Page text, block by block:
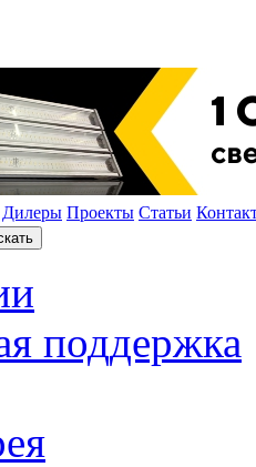
Дилеры Проекты Статьи
поддержка